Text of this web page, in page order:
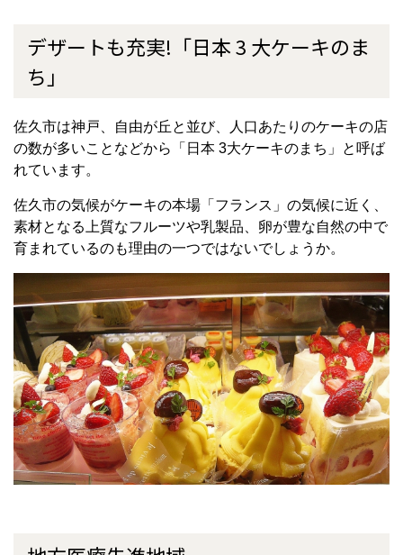
デザートも充実!「日本 3 大ケーキのま
ち」
佐久市は神戸、自由が丘と並び、人口あたりのケーキの店
の数が多いことなどから「日本 3大ケーキのまち」と呼ば
れています。
佐久市の気候がケーキの本場「フランス」の気候に近く、
素材となる上質なフルーツや乳製品、卵が豊な自然の中で
育まれているのも理由の一つではないでしょうか。